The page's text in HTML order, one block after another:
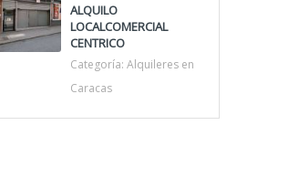
ALQUILO
LOCALCOMERCIAL
CENTRICO
Categoría: Alquileres en
Caracas